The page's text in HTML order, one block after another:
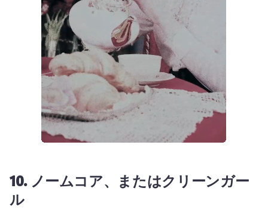
10. ノームコア、またはクリーンガー
ル